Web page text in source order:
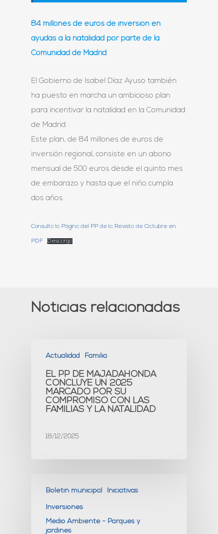
84 millones de euros de inversión en
ayudas a la natalidad por parte de la
Comunidad de Madrid
El Gobierno de Isabel Díaz Ayuso también
ha puesto en marcha un ambicioso plan
para incentivar la natalidad en la Comunidad
de Madrid.
Este plan, de 84 millones de euros de
inversión regional, consiste en un abono
mensual de 500 euros desde el quinto mes
de embarazo y hasta que el niño cumpla
dos años.
Consulta la Página del PP de la Revista de Octubre en
PDF Descarga
Noticias relacionadas
Actualidad Familia
EL PP DE MAJADAHONDA
CONCLUYE UN 2025
MARCADO POR SU
COMPROMISO CON LAS
FAMILIAS Y LA NATALIDAD
18/12/2025
Boletín municipal Iniciativas
Inversiones
Medio Ambiente - Parques y
jardines